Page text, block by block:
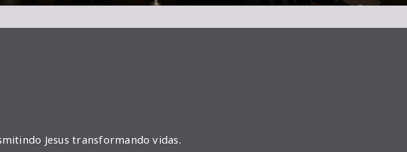
Jesus transformando vidas.